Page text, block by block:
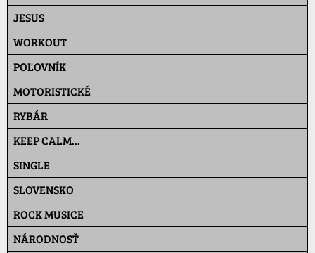
JESUS
WORKOUT
POĽOVNÍK
MOTORISTICKÉ
RYBÁR
KEEP CALM...
SINGLE
SLOVENSKO
ROCK MUSICE
NÁRODNOSŤ